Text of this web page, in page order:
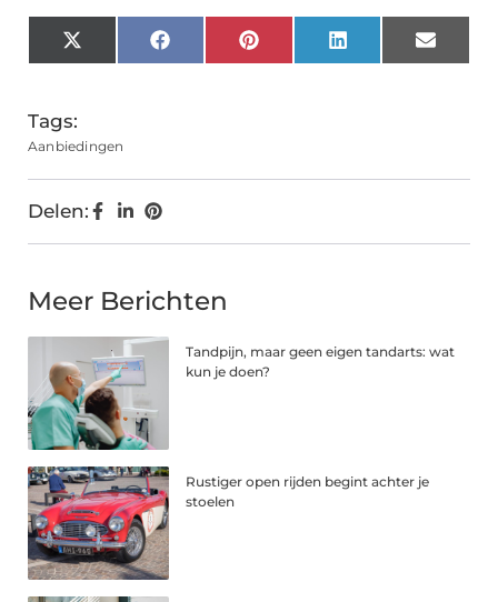
X
(Twitter)
FacebookPinterestLinkedInEmail
Tags:
Aanbiedingen
Delen:
Meer Berichten
Tandpijn, maar geen eigen tandarts: wat
kun je doen?
Rustiger open rijden begint achter je
stoelen